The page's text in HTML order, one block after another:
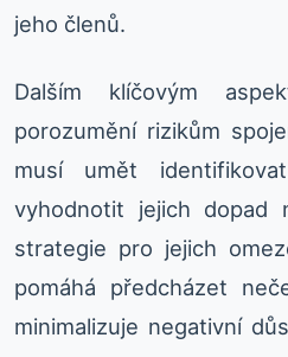
jeho členů.
Dalším klíčovým
porozumění rizikům
musí umět
vyhodnotit jejich dopad
strategie pro jejich
pomáhá předcházet
minimalizuje negativní